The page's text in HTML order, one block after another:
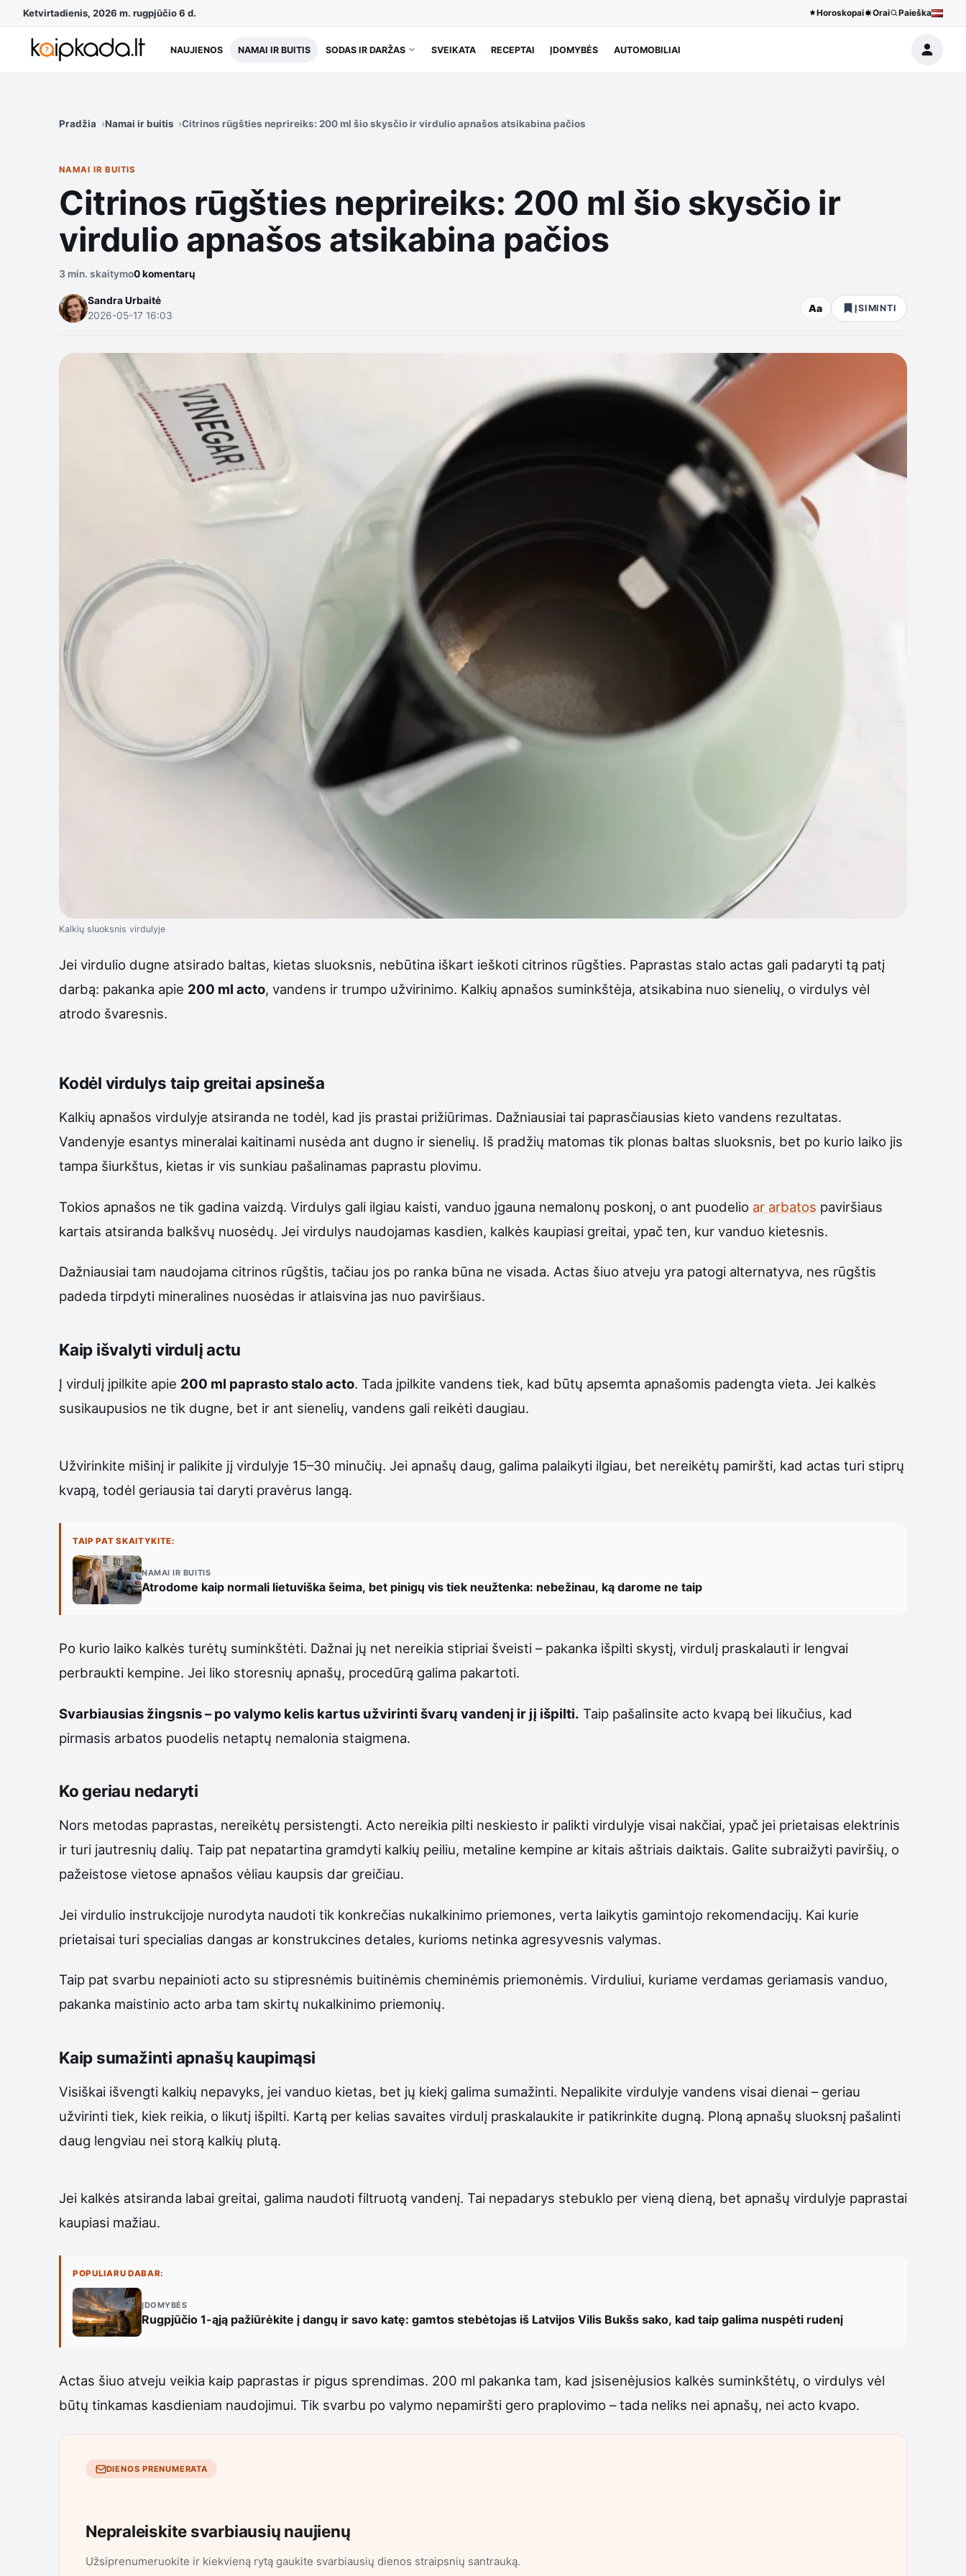
Ketvirtadienis, 2026 m. rugpjūčio 6 d. Horoskopai Orai Paieška
NAUJIENOS NAMAI IR BUITIS SODAS IR DARŽAS SVEIKATA RECEPTAI ĮDOMYBĖS AUTOMOBILIAI
Pradžia Namai ir buitis Citrinos rūgšties neprireiks: 200 ml šio skysčio ir virdulio apnašos atsikabina pačios
NAMAI IR BUITIS
Citrinos rūgšties neprireiks: 200 ml šio skysčio ir
virdulio apnašos atsikabina pačios
3 min. skaitymo0 komentarų
Sandra Urbaitė
2026-05-17 16:03
Aa ĮSIMINTI
Kalkių sluoksnis virdulyje
Jei virdulio dugne atsirado baltas, kietas sluoksnis, nebūtina iškart ieškoti citrinos rūgšties. Paprastas stalo actas gali padaryti tą patį
darbą: pakanka apie 200 ml acto, vandens ir trumpo užvirinimo. Kalkių apnašos suminkštėja, atsikabina nuo sienelių, o virdulys vėl
atrodo švaresnis.
Kodėl virdulys taip greitai apsineša
Kalkių apnašos virdulyje atsiranda ne todėl, kad jis prastai prižiūrimas. Dažniausiai tai paprasčiausias kieto vandens rezultatas.
Vandenyje esantys mineralai kaitinami nusėda ant dugno ir sienelių. Iš pradžių matomas tik plonas baltas sluoksnis, bet po kurio laiko jis
tampa šiurkštus, kietas ir vis sunkiau pašalinamas paprastu plovimu.
Tokios apnašos ne tik gadina vaizdą. Virdulys gali ilgiau kaisti, vanduo įgauna nemalonų poskonį, o ant puodelio ar arbatos paviršiaus
kartais atsiranda balkšvų nuosėdų. Jei virdulys naudojamas kasdien, kalkės kaupiasi greitai, ypač ten, kur vanduo kietesnis.
Dažniausiai tam naudojama citrinos rūgštis, tačiau jos po ranka būna ne visada. Actas šiuo atveju yra patogi alternatyva, nes rūgštis
padeda tirpdyti mineralines nuosėdas ir atlaisvina jas nuo paviršiaus.
Kaip išvalyti virdulį actu
Į virdulį įpilkite apie 200 ml paprasto stalo acto. Tada įpilkite vandens tiek, kad būtų apsemta apnašomis padengta vieta. Jei kalkės
susikaupusios ne tik dugne, bet ir ant sienelių, vandens gali reikėti daugiau.
Užvirinkite mišinį ir palikite jį virdulyje 15–30 minučių. Jei apnašų daug, galima palaikyti ilgiau, bet nereikėtų pamiršti, kad actas turi stiprų
kvapą, todėl geriausia tai daryti pravėrus langą.
TAIP PAT SKAITYKITE:
NAMAI IR BUITIS
Atrodome kaip normali lietuviška šeima, bet pinigų vis tiek neužtenka: nebežinau, ką darome ne taip
Po kurio laiko kalkės turėtų suminkštėti. Dažnai jų net nereikia stipriai šveisti – pakanka išpilti skystį, virdulį praskalauti ir lengvai
perbraukti kempine. Jei liko storesnių apnašų, procedūrą galima pakartoti.
Svarbiausias žingsnis – po valymo kelis kartus užvirinti švarų vandenį ir jį išpilti. Taip pašalinsite acto kvapą bei likučius, kad
pirmasis arbatos puodelis netaptų nemalonia staigmena.
Ko geriau nedaryti
Nors metodas paprastas, nereikėtų persistengti. Acto nereikia pilti neskiesto ir palikti virdulyje visai nakčiai, ypač jei prietaisas elektrinis
ir turi jautresnių dalių. Taip pat nepatartina gramdyti kalkių peiliu, metaline kempine ar kitais aštriais daiktais. Galite subraižyti paviršių, o
pažeistose vietose apnašos vėliau kaupsis dar greičiau.
Jei virdulio instrukcijoje nurodyta naudoti tik konkrečias nukalkinimo priemones, verta laikytis gamintojo rekomendacijų. Kai kurie
prietaisai turi specialias dangas ar konstrukcines detales, kurioms netinka agresyvesnis valymas.
Taip pat svarbu nepainioti acto su stipresnėmis buitinėmis cheminėmis priemonėmis. Virduliui, kuriame verdamas geriamasis vanduo,
pakanka maistinio acto arba tam skirtų nukalkinimo priemonių.
Kaip sumažinti apnašų kaupimąsi
Visiškai išvengti kalkių nepavyks, jei vanduo kietas, bet jų kiekį galima sumažinti. Nepalikite virdulyje vandens visai dienai – geriau
užvirinti tiek, kiek reikia, o likutį išpilti. Kartą per kelias savaites virdulį praskalaukite ir patikrinkite dugną. Ploną apnašų sluoksnį pašalinti
daug lengviau nei storą kalkių plutą.
Jei kalkės atsiranda labai greitai, galima naudoti filtruotą vandenį. Tai nepadarys stebuklo per vieną dieną, bet apnašų virdulyje paprastai
kaupiasi mažiau.
POPULIARU DABAR:
ĮDOMYBĖS
Rugpjūčio 1-ąją pažiūrėkite į dangų ir savo katę: gamtos stebėtojas iš Latvijos Vilis Bukšs sako, kad taip galima nuspėti rudenį
Actas šiuo atveju veikia kaip paprastas ir pigus sprendimas. 200 ml pakanka tam, kad įsisenėjusios kalkės suminkštėtų, o virdulys vėl
būtų tinkamas kasdieniam naudojimui. Tik svarbu po valymo nepamiršti gero praplovimo – tada neliks nei apnašų, nei acto kvapo.
DIENOS PRENUMERATA
Nepraleiskite svarbiausių naujienų
Užsiprenumeruokite ir kiekvieną rytą gaukite svarbiausių dienos straipsnių santrauką.